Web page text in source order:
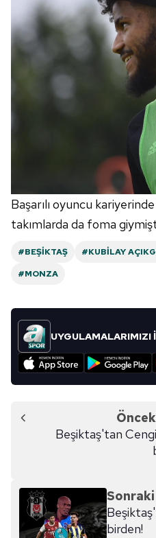
Başarılı oyuncu
takımlarda da foma
#BEŞIKTAŞ #KUBILAY
#MONZA
UYGULAMALARIMIZI
Beşiktaş'tan
birden!